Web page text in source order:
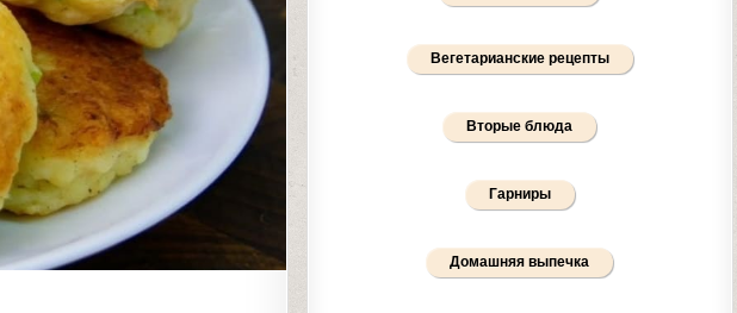
Вегетарианские рецепты
Вторые блюда
Гарниры
Домашняя выпечка